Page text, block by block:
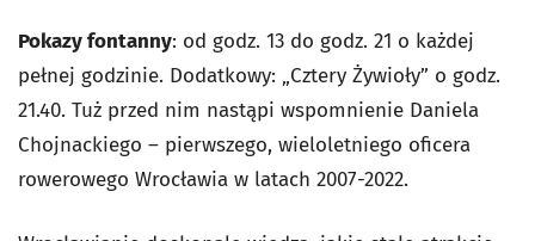
Pokazy fontanny: od godz. 13 do godz. 21 o każdej
pełnej godzinie. Dodatkowy: „Cztery Żywioły” o godz.
21.40. Tuż przed nim nastąpi wspomnienie Daniela
Chojnackiego – pierwszego, wieloletniego oficera
rowerowego Wrocławia w latach 2007-2022.